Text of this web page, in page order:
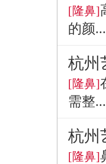
[隆鼻]
的颜...
杭州
[隆鼻]
需整...
杭州
[隆鼻]